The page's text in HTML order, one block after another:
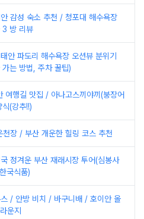
감성 숙소 추천 / 청포대 해수욕장
3 방 리뷰
안 파도리 해수욕장 오션뷰 분위기
는 방법, 주차 꿀팁)
여행길 맛집 / 아나고스끼야끼(붕장어
(강추!!)
장 / 부산 개운한 힐링 코스 추천
정겨운 부산 재래시장 투어(심봉사
국식품)
/ 안방 비치 / 바구니배 / 호이안 올
운지